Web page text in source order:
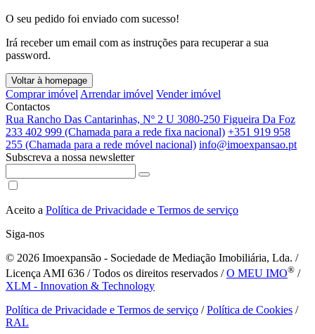
O seu pedido foi enviado com sucesso!
Irá receber um email com as instruções para recuperar a sua
password.
Voltar à homepage
Comprar imóvel Arrendar imóvel Vender imóvel
Contactos
Rua Rancho Das Cantarinhas, Nº 2 U 3080-250 Figueira Da Foz
233 402 999 (Chamada para a rede fixa nacional) +351 919 958
255 (Chamada para a rede móvel nacional) info@imoexpansao.pt
Subscreva a nossa newsletter
Aceito a Política de Privacidade e Termos de serviço
Siga-nos
© 2026 Imoexpansão - Sociedade de Mediação Imobiliária, Lda. /
Licença AMI 636 / Todos os direitos reservados /O MEU IMO® /
XLM - Innovation & Technology
Política de Privacidade e Termos de serviço /Política de Cookies /
RAL